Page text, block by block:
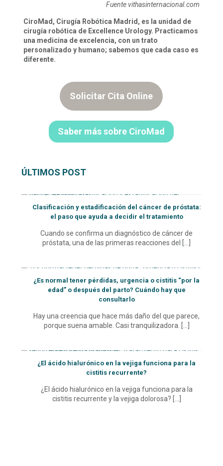
Fuente vithasinternacional.com
CiroMad, Cirugía Robótica Madrid, es la unidad de
cirugía robótica de Excellence Urology. Practicamos
una medicina de excelencia, con un trato
personalizado y humano; sabemos que cada caso es
diferente.
Solicitar Cita Online
Saber más sobre CiroMad
ÚLTIMOS POST
Clasificación y estadificación del cáncer de próstata:
el paso que ayuda a decidir el tratamiento
Cuando se confirma un diagnóstico de cáncer de
próstata, una de las primeras reacciones del
¿Es normal tener pérdidas, urgencia o cistitis “por la
edad” o después del parto? Cuándo hay que
consultarlo
Hay una creencia que hace más daño del que parece,
porque suena amable. Casi tranquilizadora.
¿El ácido hialurónico en la vejiga funciona para la
cistitis recurrente?
¿El ácido hialurónico en la vejiga funciona para la
cistitis recurrente y la vejiga dolorosa?